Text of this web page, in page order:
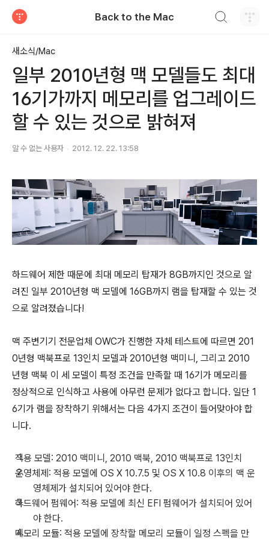
Back to the Mac
새소식/Mac
일부 2010년형 맥 모델들도 최대
16기가까지 메모리를 업그레이드
할 수 있는 것으로 밝혀져
알 수 없는 사용자 2012. 12. 22. 13:58
하드웨어 제한 때문에 최대 메모리 탑재가 8GB까지인 것으로 알
려진 일부 2010년형 맥 모델에 16GB까지 램을 탑재할 수 있는 것
으로 알려졌습니다!
맥 주변기기 전문업체 OWC가 진행한 자체 테스트에 따르면 201
0년형 맥북프로 13인치 모델과 2010년형 맥미니, 그리고 2010
년형 맥북 이 세 모델이 특정 조건을 만족할 때 16기가 메모리를
정상적으로 인식하고 사용에 아무런 문제가 없다고 합니다. 일단 1
6기가 램을 장착하기 위해서는 다음 4가지 조건이 들어맞아야 합
니다.
적용 모델: 2010 맥미니, 2010 맥북, 2010 맥북프로 13인치
운영체제: 적용 모델에 OS X 10.7.5 및 OS X 10.8 이후의 맥 운
영체제가 설치되어 있어야 한다.
하드웨어 펌웨어: 적용 모델에 최신 EFI 펌웨어가 설치되어 있어
야 한다.
메모리 모듈: 적용 모델에 장착할 메모리 모듈이 일정 스펙을 만